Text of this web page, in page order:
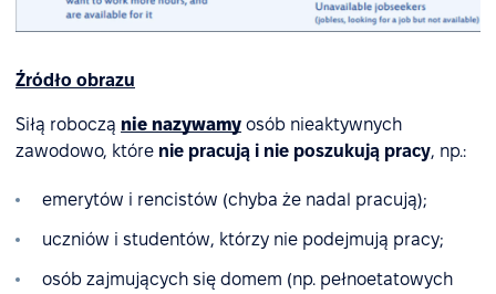
Źródło obrazu
Siłą roboczą nie nazywamy osób nieaktywnych
zawodowo, które nie pracują i nie poszukują pracy, np.:
emerytów i rencistów (chyba że nadal pracują);
uczniów i studentów, którzy nie podejmują pracy;
osób zajmujących się domem (np. pełnoetatowych